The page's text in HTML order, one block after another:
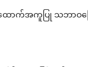
ထောက်အကူပြု သဘာဝမ